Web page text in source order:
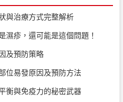
與治療方式完整解析
濕疹，還可能是這個問題！
及預防策略
位易發原因及預防方法
衡與免疫力的秘密武器